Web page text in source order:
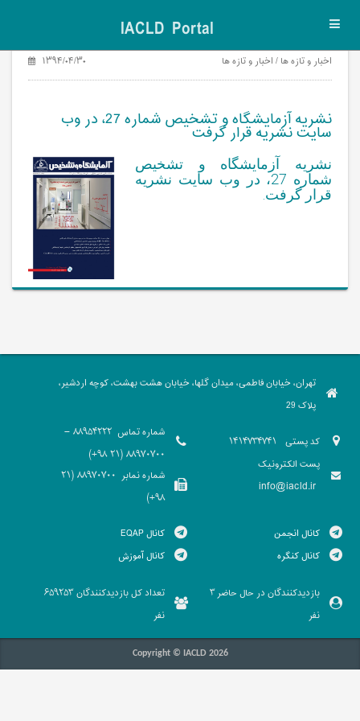
IACLD Portal
اخبار و تازه ها / اخبار و تازه ها ۱۳۹۴/۰۴/۳۰
نشریه آزمایشگاه و تشخیص شماره 27، در وب
سایت نشریه قرار گرفت
نشریه آزمایشگاه و تشخیص
شماره 27، در وب سایت نشریه
قرار گرفت.
تهران، خیابان فاطمی، میدان گلها، خیابان هشت بهشت، کوچه اردشیر،
پلاک 29
کد پستی
پست الکترونیک
info@iacld.ir
شماره تماس
88954222 -
88970700 (21 98+)
شماره نمابر
88970700 (21
98+)
کانال انجمن
کانال کنگره
کانال EQAP
کانال آموزش
بازدیدکنندگان در حال حاضر3
نفر
تعداد کل بازدیدکنندگان 659253
نفر
Copyright © IACLD 2026